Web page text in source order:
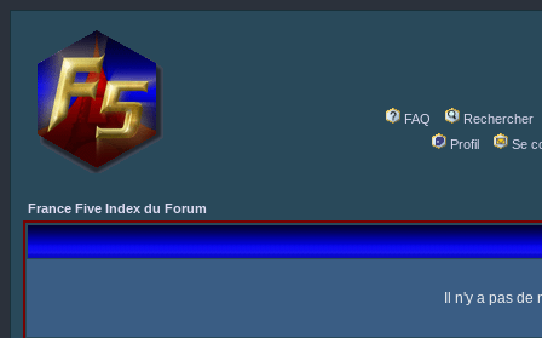
FAQ
Rechercher
Profil
Se
France Five Index du Forum
Il n'y a pas